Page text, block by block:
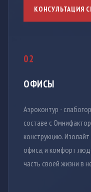
КОНСУЛЬТАЦИЯ
02
ОФИСЫ
Аэроконтур -
составе с
конструкцию.
офиса, и комфорт
часть своей жизни в